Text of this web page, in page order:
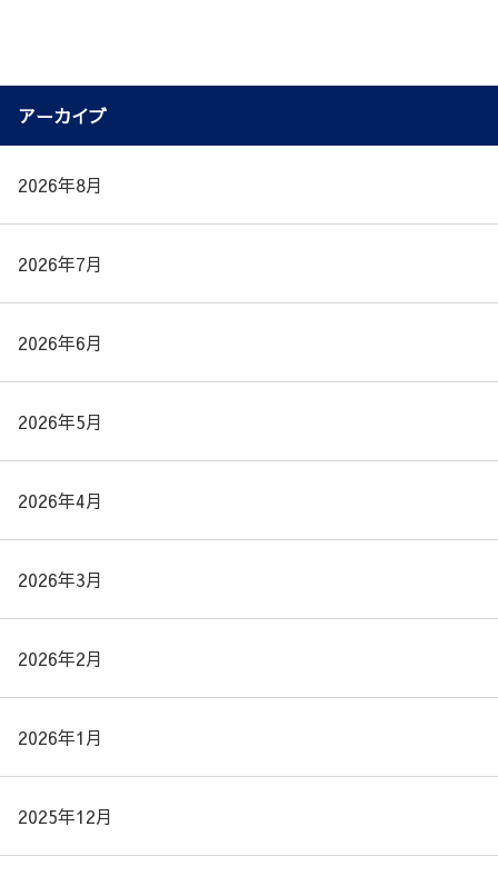
アーカイブ
2026年8月
2026年7月
2026年6月
2026年5月
2026年4月
2026年3月
2026年2月
2026年1月
2025年12月